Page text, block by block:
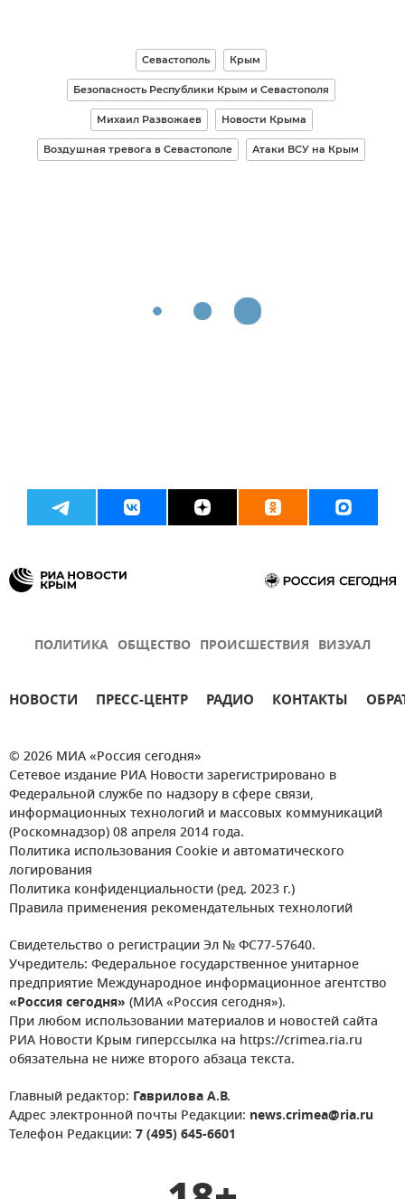
Севастополь Крым
Безопасность Республики Крым и Севастополя
Михаил Развожаев Новости Крыма
Воздушная тревога в Севастополе Атаки ВСУ на Крым
ПОЛИТИКА ОБЩЕСТВО ПРОИСШЕСТВИЯ ВИЗУАЛ
НОВОСТИ ПРЕСС-ЦЕНТР РАДИО КОНТАКТЫ
© 2026 МИА «Россия сегодня»
Сетевое издание РИА Новости зарегистрировано в
Федеральной службе по надзору в сфере связи,
информационных технологий и массовых коммуникаций
(Роскомнадзор) 08 апреля 2014 года.
Политика использования Cookie и автоматического
логирования
Политика конфиденциальности (ред. 2023 г.)
Правила применения рекомендательных технологий
Свидетельство о регистрации Эл № ФС77-57640.
Учредитель: Федеральное государственное унитарное
предприятие Международное информационное агентство
«Россия сегодня» (МИА «Россия сегодня»).
При любом использовании материалов и новостей сайта
РИА Новости Крым гиперссылка на https://crimea.ria.ru
обязательна не ниже второго абзаца текста.
Главный редактор: Гаврилова А.В.
Адрес электронной почты Редакции: news.crimea@ria.ru
Телефон Редакции: 7 (495) 645-6601